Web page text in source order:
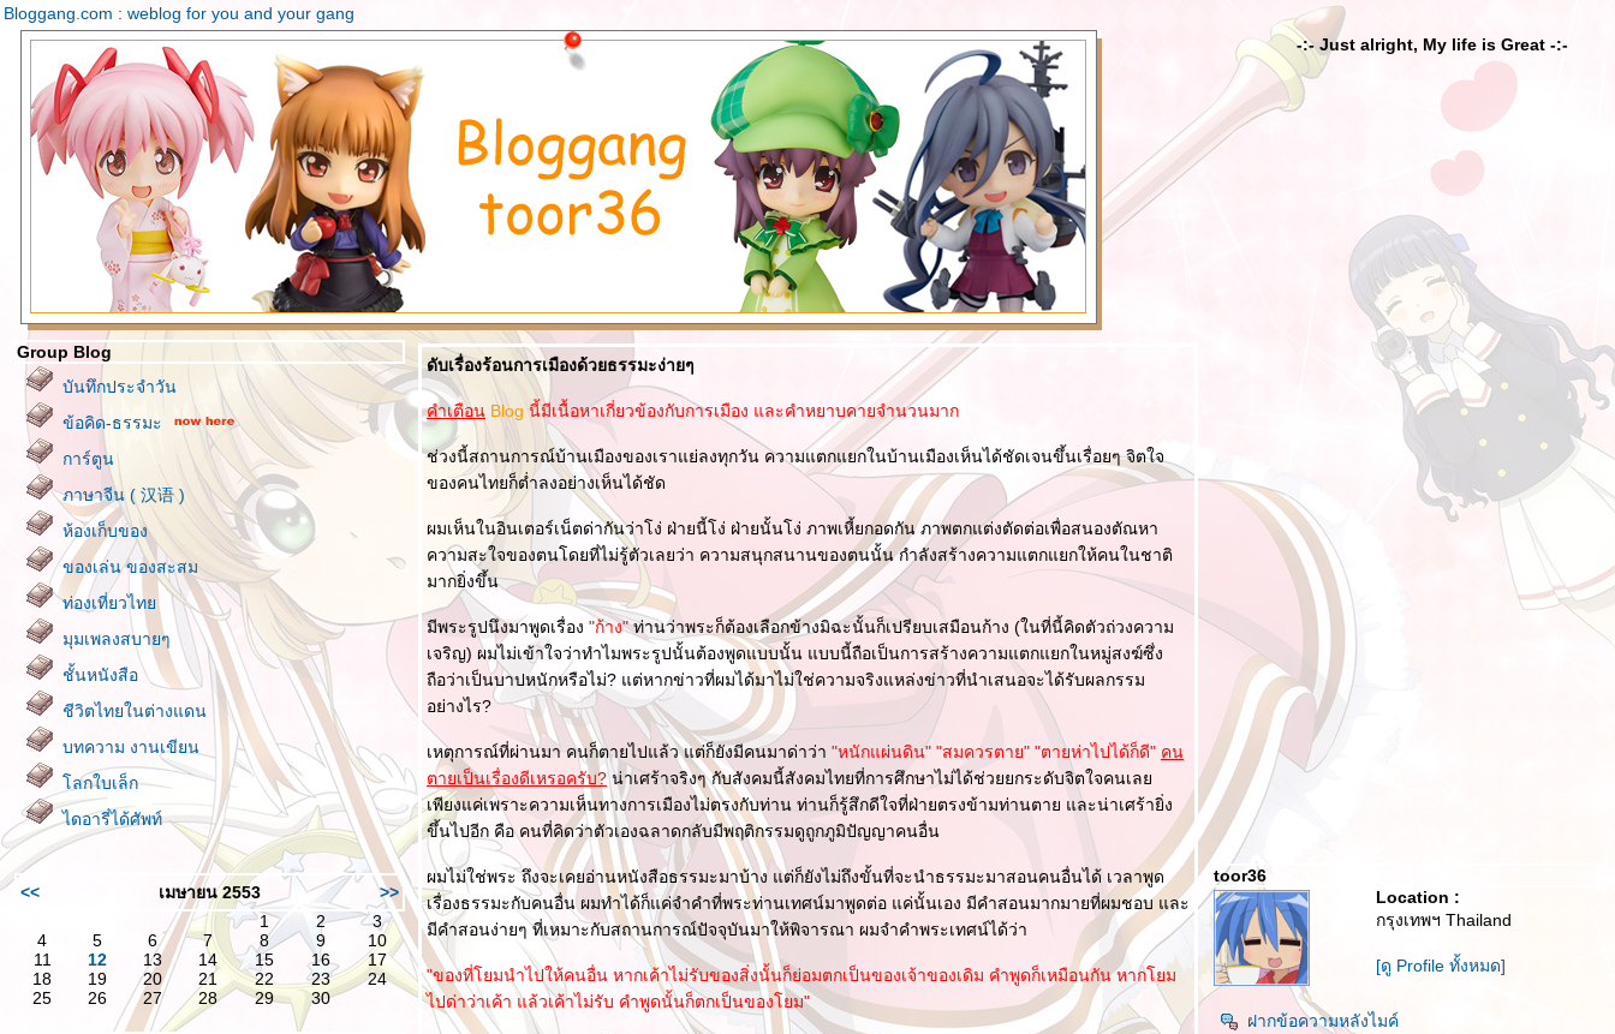
Bloggang.com : weblog for you and your gang
-:- Just alright, My life is Great -:-
Group Blog
บันทึกประจำวัน
ข้อคิด-ธรรมะ
การ์ตูน
ภาษาจีน ( 汉语 )
ห้องเก็บของ
ของเล่น ของสะสม
ท่องเที่ยวไท
มุมเพลงสบายๆ
ชั้นหนังสือ
ชีวิตไทยในต่างแดน
บทความ งานเขียน
ลกใบเล็ก
ไดอารี่ได้ศัพท์
<< เมษายน 2553
>>
1
2
3
4
5 6 7 8 9
10
11
12 13 14 15 16
17
18
19 20 21 22 23
24
25
26 27 28 29 30
ดับเรื่องร้อนการเมืองด้วยธรรมะง่ายๆ
คำเตือน Blog นี้มีเนื้อหาเกี่ยวข้องกับการเมือง และคำหยาบคายจำนวนมาก
ช่วงนี้สถานการณ์บ้านเมืองของเราแย่ลงทุกวัน ความแตกแยกในบ้านเมืองเห็นได้ชัดเจนขึ้นเรื่อยๆ จิตใจ
ของคนไทยก็ต่ำลงอย่างเห็นได้ชัด
ผมเห็นในอินเตอร์เน็ตด่ากันว่าโง่ ฝ่ายนี้โง่ ฝ่ายนั้นโง่ ภาพเหี้ยกอดกัน ภาพตกแต่งตัดต่อเพื่อสนองตัณหา
ความสะใจของตนโดยที่ไม่รู้ตัวเลยว่า ความสนุกสนานของตนนั้น กำลังสร้างความแตกแยกให้คนในชาติ
มากยิ่งขึ้น
มีพระรูปนึงมาพูดเรื่อง "ก้าง"ท่านว่าพระก็ต้องเลือกข้างมิฉะนั้นก็เปรียบเสมือนก้าง (ในที่นี้คิดตัวถ่วงความ
เจริญ) ผมไม่เข้าใจว่าทำไมพระรูปนั้นต้องพูดแบบนั้น แบบนี้ถือเป็นการสร้างความแตกแยกในหมู่สงฆ์ซึ่ง
ถือว่าเป็นบาปหนักหรือไม่? แต่หากข่าวที่ผมได้มาไม่ใช่ความจริงแหล่งข่าวที่นำเสนอจะได้รับผลกรรม
อย่างไร?
เหตุการณ์ที่ผ่านมา คนก็ตายไปแล้ว แต่ก็ยังมีคนมาด่าว่า "หนักแผ่นดิน" "สมควรตาย" "ตายห่าไปได้ก็ดี" คน
ตายเป็นเรื่องดีเหรอครับ? น่าเศร้าจริงๆ กับสังคมนี้สังคมไทยที่การศึกษาไม่ได้ช่วยยกระดับจิตใจคนเล
เพียงแค่เพราะความเห็นทางการเมืองไม่ตรงกับท่าน ท่านก็รู้สึกดีใจที่ฝ่ายตรงข้ามท่านตาย และน่าเศร้ายิ่ง
ขึ้นไปอีก คือ คนที่คิดว่าตัวเองฉลาดกลับมีพฤติกรรมดูถูกภูมิปัญญาคนอื่น
ผมไม่ใช่พระ ถึงจะเคยอ่านหนังสือธรรมะมาบ้าง แต่ก็ยังไม่ถึงขั้นที่จะนำธรรมะมาสอนคนอื่นได้ เวลาพูด
เรื่องธรรมะกับคนอื่น ผมทำได้ก็แค่จำคำที่พระท่านเทศน์มาพูดต่อ แค่นั้นเอง มีคำสอนมากมายที่ผมชอบ และ
มีคำสอนง่ายๆ ที่เหมาะกับสถานการณ์ปัจจุบันมาให้พิจารณา ผมจำคำพระเทศน์ได้ว่า
"ของที่โยมนำไปให้คนอื่น หากเค้าไม่รับของสิ่งนั้นก็ย่อมตกเป็นของเจ้าของเดิม คำพูดก็เหมือนกัน หากโยม
ไปด่าว่าเค้า แล้วเค้าไม่รับ คำพูดนั้นก็ตกเป็นของโยม"
toor36
Location :
กรุงเทพฯ Thailand
[ดู Profile ทั้งหมด]
ฝากข้อความหลังไมค์